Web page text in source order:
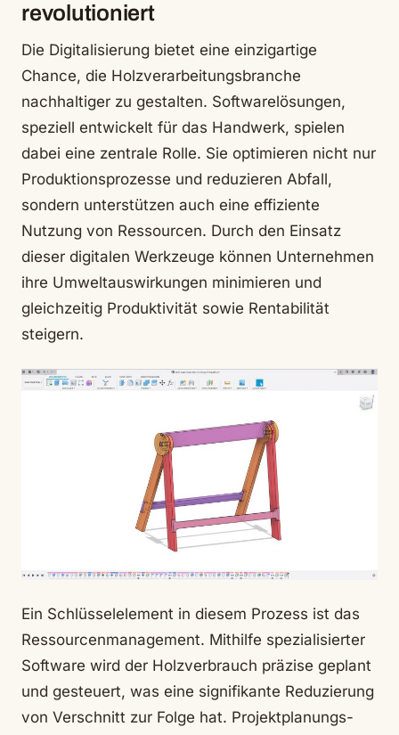
revolutioniert
Die Digitalisierung bietet eine einzigartige
Chance, die Holzverarbeitungsbranche
nachhaltiger zu gestalten. Softwarelösungen,
speziell entwickelt für das Handwerk, spielen
dabei eine zentrale Rolle. Sie optimieren nicht nur
Produktionsprozesse und reduzieren Abfall,
sondern unterstützen auch eine effiziente
Nutzung von Ressourcen. Durch den Einsatz
dieser digitalen Werkzeuge können Unternehmen
ihre Umweltauswirkungen minimieren und
gleichzeitig Produktivität sowie Rentabilität
steigern.
Ein Schlüsselelement in diesem Prozess ist das
Ressourcenmanagement. Mithilfe spezialisierter
Software wird der Holzverbrauch präzise geplant
und gesteuert, was eine signifikante Reduzierung
von Verschnitt zur Folge hat. Projektplanungs-